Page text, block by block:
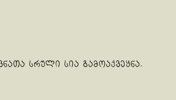
სრული სია გამოაქვეყნა.